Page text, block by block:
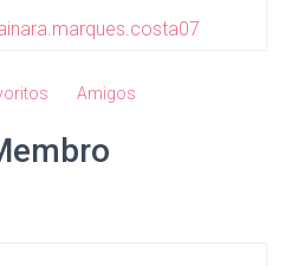
Amigos